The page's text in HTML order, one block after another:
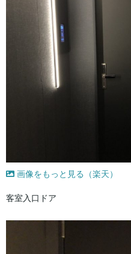
画像をもっと見る（楽天）
客室入口ドア